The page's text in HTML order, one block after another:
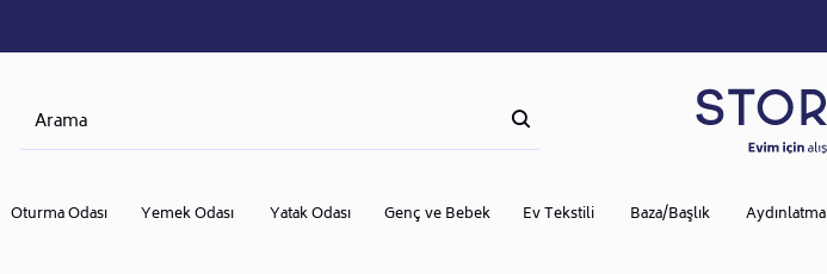
Oturma Odası Yemek Odası Yatak Odası Genç ve Bebek Ev Tekstili Baza/Başlık Aydınlatma